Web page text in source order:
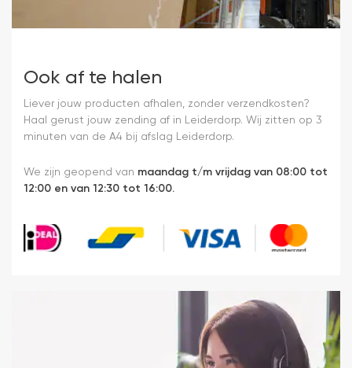
Ook af te halen
Liever jouw producten afhalen, zonder verzendkosten?
Haal gerust jouw zending af in Leiderdorp. Wij zitten op 3
minuten van de A4 bij afslag Leiderdorp.
We zijn geopend van maandag t/m vrijdag van 08:00 tot
12:00 en van 12:30 tot 16:00.